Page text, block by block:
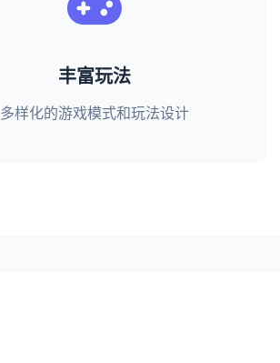
丰富玩法
多样化的游戏模式和玩法设计